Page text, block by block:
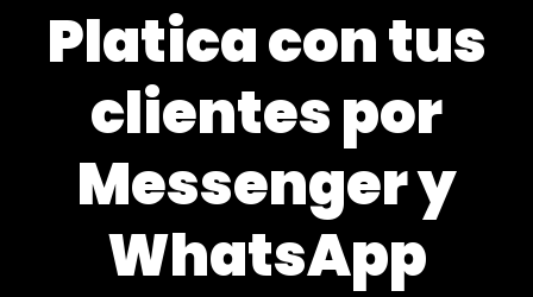
Platica con tus
clientes por
Messenger y
WhatsApp